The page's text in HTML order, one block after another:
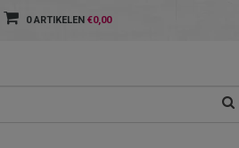
0 ARTIKELEN €0,00